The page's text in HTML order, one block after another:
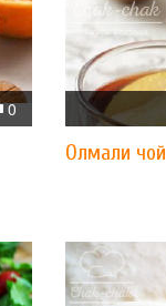
0
Олмали чой